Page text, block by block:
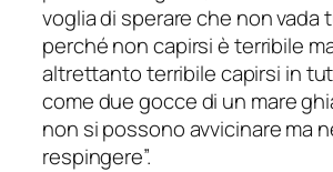
voglia di sperare che non
perché non capirsi è terribile
altrettanto terribile capirsi in
come due gocce di un mare
non si possono avvicinare ma
respingere”.